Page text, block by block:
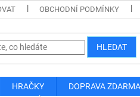
OBCHODNÍ PODMÍNKY
HLEDAT
HRAČKY DOPRAVA ZDARMA